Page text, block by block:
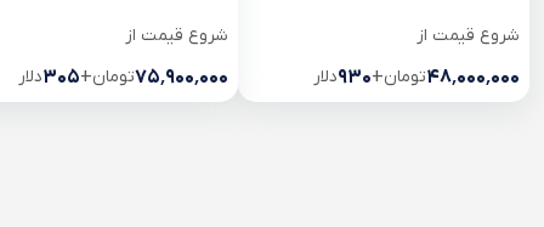
شروع قیمت از
۴۸٬۰۰۰٬۰۰۰تومان+۹۳۰دلار
شروع قیمت از
۷۵٬۹۰۰٬۰۰۰تومان+۳۰۵دلار